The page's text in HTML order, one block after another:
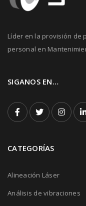
Líder en la provisión de
personal en
SIGANOS EN…
CATEGORÍAS
Alineación Láser
Análisis de vibraciones